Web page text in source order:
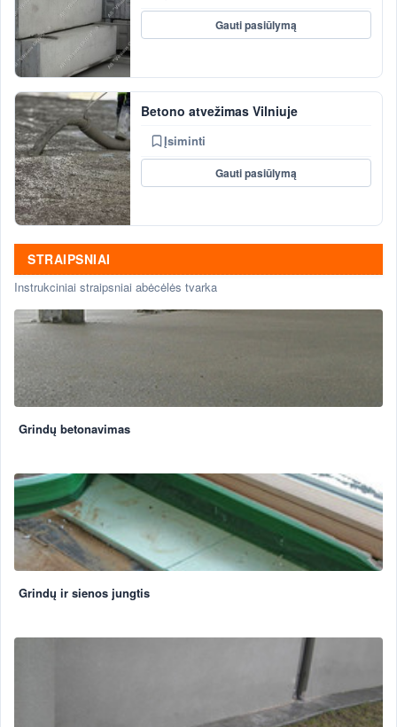
Gauti pasiūlymą
Betono atvežimas Vilniuje
Įsiminti
Gauti pasiūlymą
STRAIPSNIAI
Instrukciniai straipsniai abėcėlės tvarka
Grindų betonavimas
Grindų ir sienos jungtis